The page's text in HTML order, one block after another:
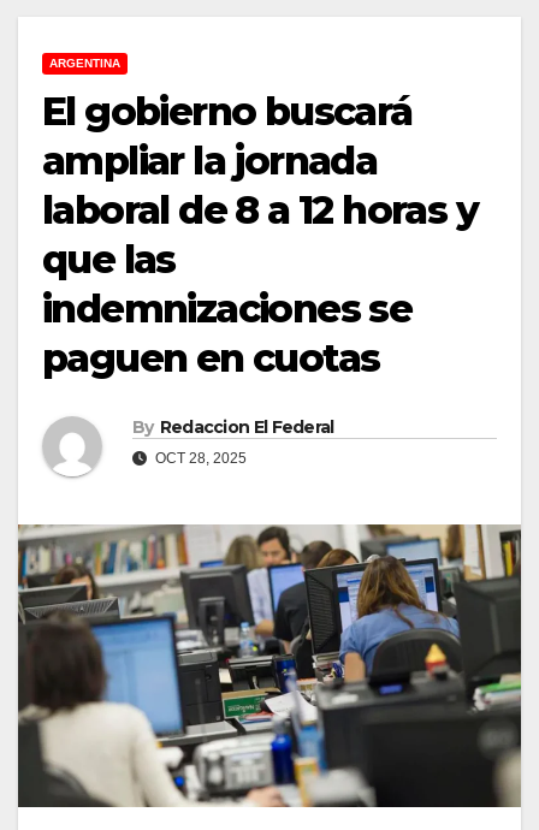
ARGENTINA
El gobierno buscará
ampliar la jornada
laboral de 8 a 12 horas y
que las
indemnizaciones se
paguen en cuotas
By Redaccion El Federal
OCT 28, 2025